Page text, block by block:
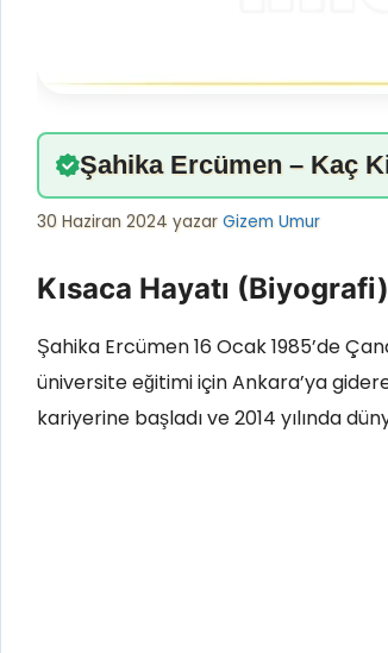
Şahika Ercümen – Kaç
30 Haziran 2024 yazar Gizem Umur
Kısaca Hayatı (Biyografi)
Şahika Ercümen 16 Ocak 1985’de
üniversite eğitimi için Ankara’ya
kariyerine başladı ve 2014 yılında